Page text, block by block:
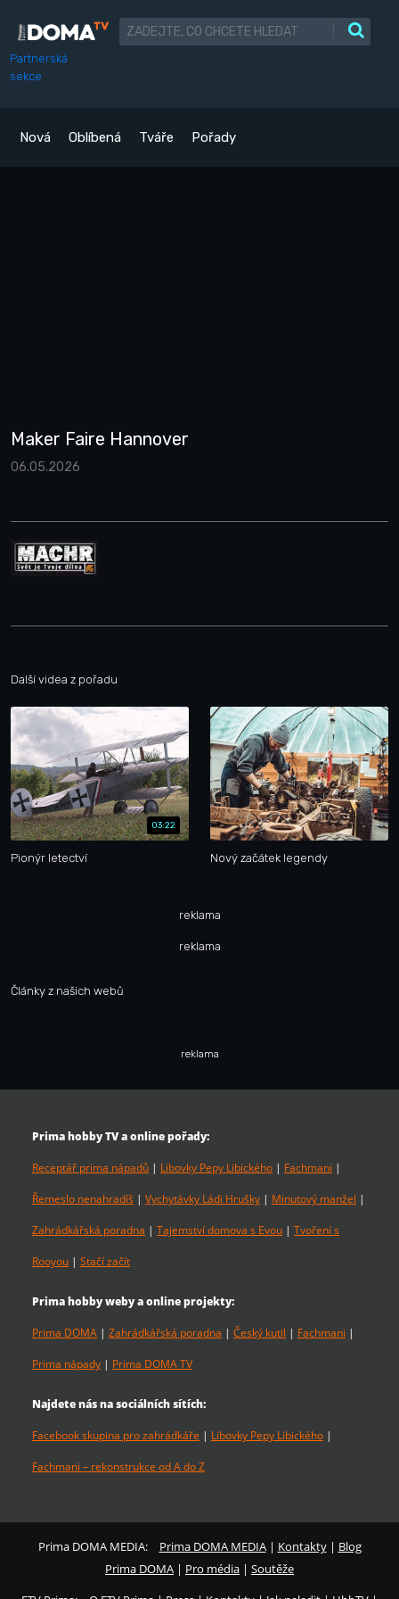
Partnerská
sekce
Nová Oblíbená Tváře Pořady
Maker Faire Hannover
06.05.2026
Další videa z pořadu
03:22
Pionýr letectví Nový začátek legendy
reklama
reklama
Články z našich webů
reklama
Prima hobby TV a online pořady:
Receptář prima nápadů | Libovky Pepy Libického | Fachmani |
Řemeslo nenahradíš | Vychytávky Ládi Hrušky | Minutový manžel |
Zahrádkářská poradna | Tajemství domova s Evou | Tvoření s
Rooyou | Stačí začít
Prima hobby weby a online projekty:
Prima DOMA | Zahrádkářská poradna | Český kutil | Fachmani |
Prima nápady | Prima DOMA TV
Najdete nás na sociálních sítích:
Facebook skupina pro zahrádkáře | Libovky Pepy Libického |
Fachmani – rekonstrukce od A do Z
Prima DOMA MEDIA: Prima DOMA MEDIA| Kontakty| Blog
Prima DOMA | Pro média | Soutěže